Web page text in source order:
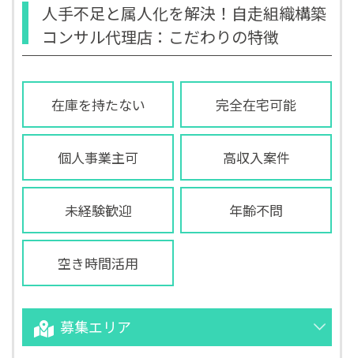
人手不足と属人化を解決！自走組織構築
コンサル代理店：こだわりの特徴
在庫を持たない 完全在宅可能
個人事業主可 高収入案件
未経験歓迎 年齢不問
空き時間活用
募集エリア